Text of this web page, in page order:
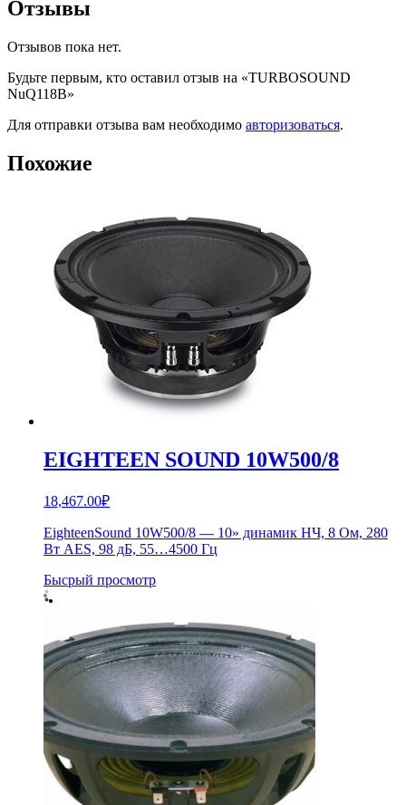
Отзывы
Отзывов пока нет.
Будьте первым, кто оставил отзыв на «TURBOSOUND
NuQ118B»
Для отправки отзыва вам необходимо авторизоваться.
Похожие
EIGHTEEN SOUND 10W500/8
18,467.00₽
EighteenSound 10W500/8 — 10» динамик НЧ, 8 Ом, 280
Вт AES, 98 дБ, 55…4500 Гц
Бысрый просмотр